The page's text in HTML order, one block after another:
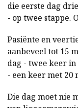
die eerste dag
- op twee stappe.
Pasiënte en
aanbeveel tot 15
dag - twee keer
- een keer met 20
Die dag moet nie